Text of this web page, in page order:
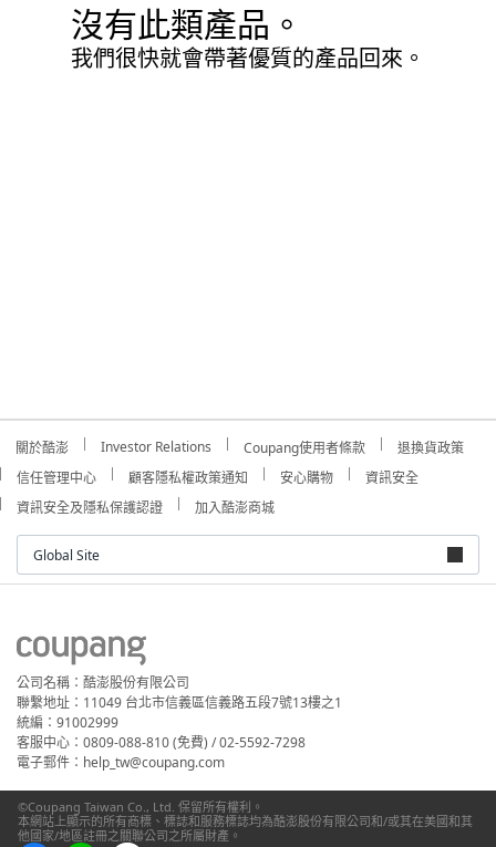
沒有此類產品。
我們很快就會帶著優質的產品回來。
關於酷澎 Investor Relations Coupang使用者條款
退換貨政策
信任管理中心
顧客隱私權政策通知 安心購物
資訊安全
資訊安全及隱私保護認證
加入酷澎商城
Global Site
公司名稱：酷澎股份有限公司
聯繫地址：11049 台北市信義區信義路五段7號13樓之1
統編：91002999
客服中心：0809-088-810 (免費) / 02-5592-7298
電子郵件：help_tw@coupang.com
©Coupang Taiwan Co., Ltd. 保留所有權利。
本網站上顯示的所有商標、標誌和服務標誌均為酷澎股份有限公司和/或其在美國和其
他國家/地區註冊之關聯公司之所屬財產。